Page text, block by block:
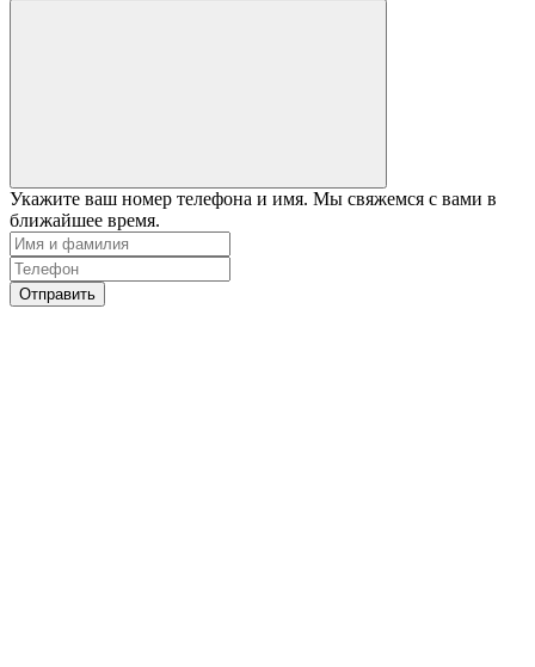
Укажите ваш номер телефона и имя. Мы свяжемся с вами в
ближайшее время.
Отправить